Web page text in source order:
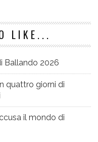
LIKE...
Ballando 2026
quattro giorni di
il mondo di